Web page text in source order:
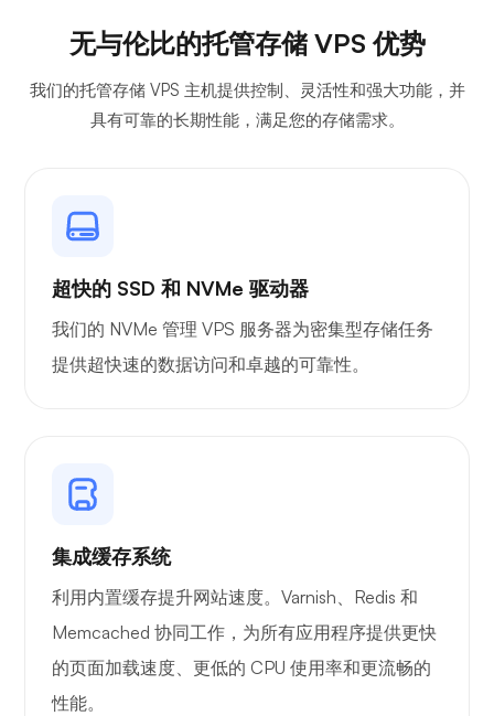
光棱镜
Plex
Wireguard
无与伦比的托管存储 VPS 优势
我们的托管存储 VPS 主机提供控制、灵活性和强大功能，并
具有可靠的长期性能，满足您的存储需求。
超快的 SSD 和 NVMe 驱动器
我们的 NVMe 管理 VPS 服务器为密集型存储任务
提供超快速的数据访问和卓越的可靠性。
集成缓存系统
利用内置缓存提升网站速度。Varnish、Redis 和
Memcached 协同工作，为所有应用程序提供更快
的页面加载速度、更低的 CPU 使用率和更流畅的
性能。